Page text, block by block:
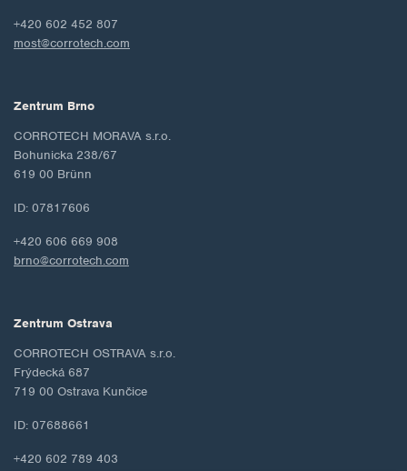
+420 602 452 807
most@corrotech.com
Zentrum Brno
CORROTECH MORAVA s.r.o.
Bohunicka 238/67
619 00 Brünn
ID: 07817606
+420 606 669 908
brno@corrotech.com
Zentrum Ostrava
CORROTECH OSTRAVA s.r.o.
Frýdecká 687
719 00 Ostrava Kunčice
ID: 07688661
+420 602 789 403